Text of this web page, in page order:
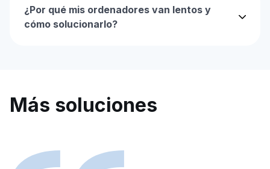
¿Por qué mis ordenadores van lentos y
cómo solucionarlo?
Más soluciones